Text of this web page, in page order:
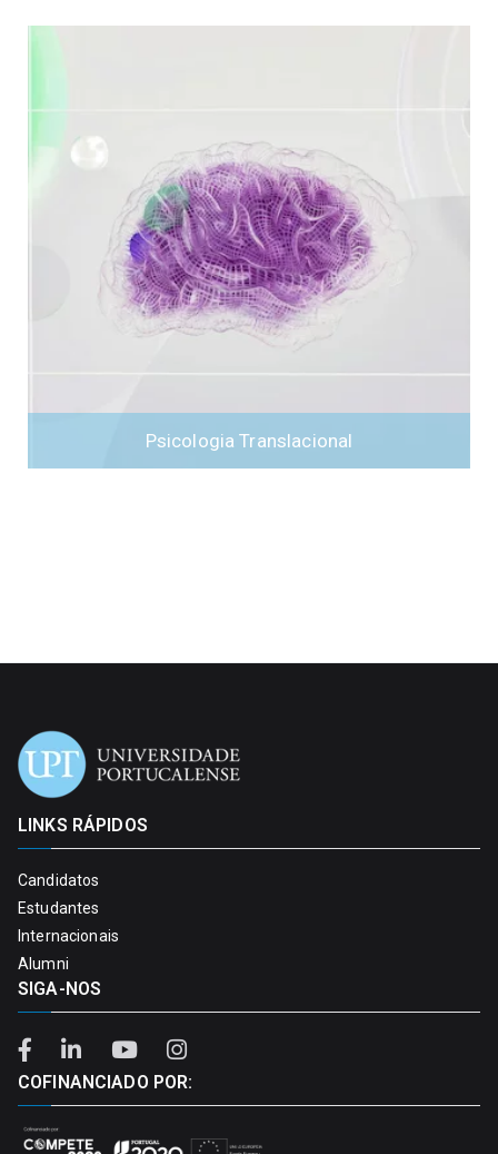
Psicologia Translacional
LINKS RÁPIDOS
Candidatos
Estudantes
Internacionais
Alumni
SIGA-NOS
COFINANCIADO POR: